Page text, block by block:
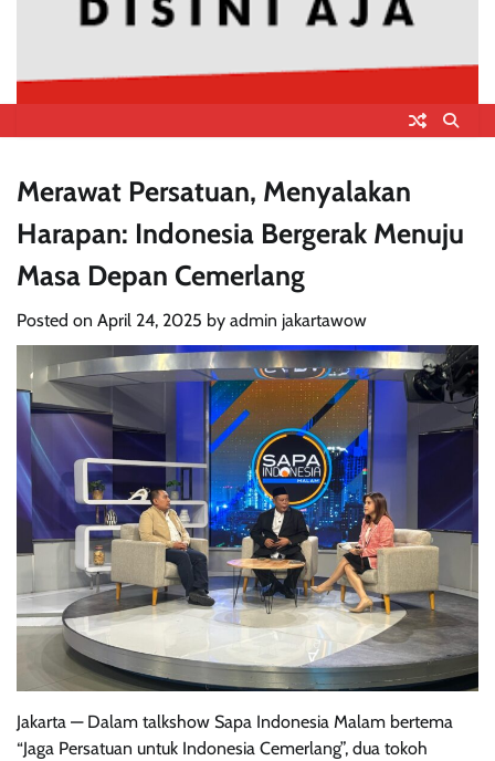
Merawat Persatuan, Menyalakan
Harapan: Indonesia Bergerak Menuju
Masa Depan Cemerlang
Posted on April 24, 2025 by admin jakartawow
Jakarta — Dalam talkshow Sapa Indonesia Malam bertema
“Jaga Persatuan untuk Indonesia Cemerlang”, dua tokoh